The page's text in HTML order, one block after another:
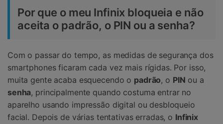
Por que o meu Infinix bloqueia e não
aceita o padrão, o PIN ou a senha?
Com o passar do tempo, as medidas de segurança dos
smartphones ficaram cada vez mais rígidas. Por isso,
muita gente acaba esquecendo o padrão, o PIN ou a
senha, principalmente quando costuma entrar no
aparelho usando impressão digital ou desbloqueio
facial. Depois de várias tentativas erradas, o Infinix